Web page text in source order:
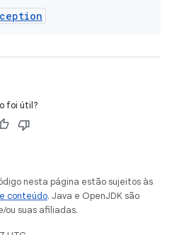
foi útil?
nesta página estão sujeitos às
conteúdo. Java e OpenJDK são
suas afiliadas.